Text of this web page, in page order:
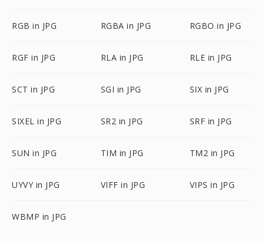
RGB in JPG RGBA in JPG RGBO in JPG
RGF in JPG RLA in JPG RLE in JPG
SCT in JPG SGI in JPG SIX in JPG
SIXEL in JPG SR2 in JPG SRF in JPG
SUN in JPG TIM in JPG TM2 in JPG
UYVY in JPG VIFF in JPG VIPS in JPG
WBMP in JPG